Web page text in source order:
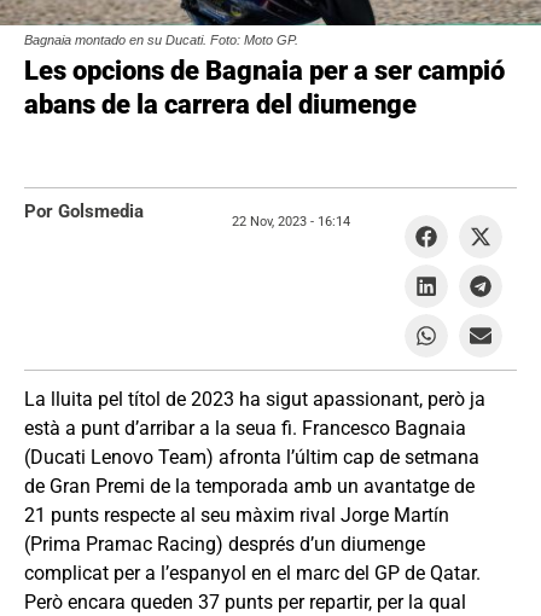
Bagnaia montado en su Ducati. Foto: Moto GP.
Les opcions de Bagnaia per a ser campió
abans de la carrera del diumenge
La lluita pel títol de 2023 ha sigut apassionant, però ja
està a punt d’arribar a la seua fi. Francesco Bagnaia
(Ducati Lenovo Team) afronta l’últim cap de setmana
de Gran Premi de la temporada amb un avantatge de
21 punts respecte al seu màxim rival Jorge Martín
(Prima Pramac Racing) després d’un diumenge
complicat per a l’espanyol en el marc del GP de Qatar.
Però encara queden 37 punts per repartir, per la qual
Por Golsmedia 22 Nov, 2023 - 16:14